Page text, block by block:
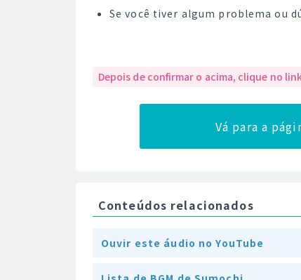
Se você tiver algum problema ou
Depois de confirmar o acima, clique no
Vá para a
Conteúdos relacionados
Ouvir este áudio no YouTube